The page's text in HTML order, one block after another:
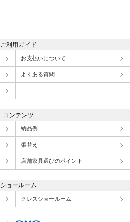
ご利用ガイド
お支払いについて
よくある質問
コンテンツ
納品例
張替え
店舗家具選びのポイント
ショールーム
クレスショールーム